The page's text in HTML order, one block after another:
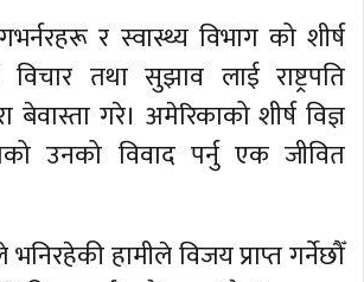
र स्वास्थ्य विभाग को शीर्ष
तथा सुझाव लाई राष्ट्रपति
बेवास्ता गरे। अमेरिकाको शीर्ष विज्ञ
उनको विवाद पर्नु एक जीवित
भनिरहेकी हामीले विजय प्राप्त गर्नेछौँ